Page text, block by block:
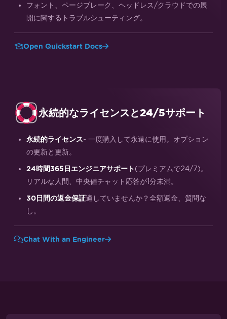
フォント、ページブレーク、ヘッドレス/クラウドでの展
開に関するトラブルシューティング。
Open Quickstart Docs
永続的なライセンスと24/5サポート
永続的ライセンス- 一度購入して永遠に使用。オプション
の更新と更新。
24時間365日エンジニアサポート (プレミアムで24/7)。
リアルな人間、中央値チャット応答が1分未満。
30日間の返金保証適していませんか？全額返金、質問な
し。
Chat With an Engineer